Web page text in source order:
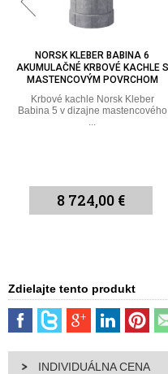
NORSK KLEBER DOMINO 2+2
ŠTVORCOVÉ AKUMULAČNÉ
KRBOVÉ KACHLE S
MASTENCOVÝM POVRCHOM
Norsk Kleber Domino 2+2 sú
krbové kachle s hranatým
6 264,00 €
Zdielajte tento produkt
INDIVIDUÁLNA CENA